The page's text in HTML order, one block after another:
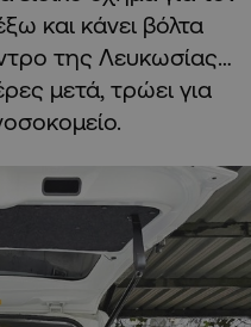
και κάνει βόλτα
της Λευκωσίας…
μετά, τρώει για